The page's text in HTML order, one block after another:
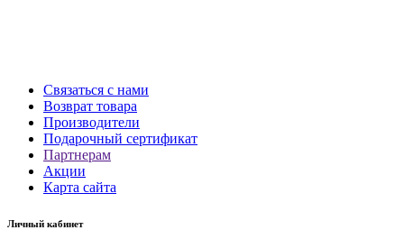
Связаться с нами
Возврат товара
Производители
Подарочный сертификат
Партнерам
Акции
Карта сайта
Личный кабинет